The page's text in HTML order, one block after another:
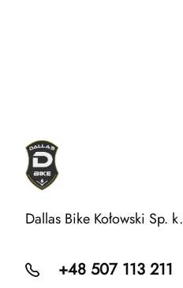
Dallas Bike Kołowski Sp. k.
+48 507 113 211